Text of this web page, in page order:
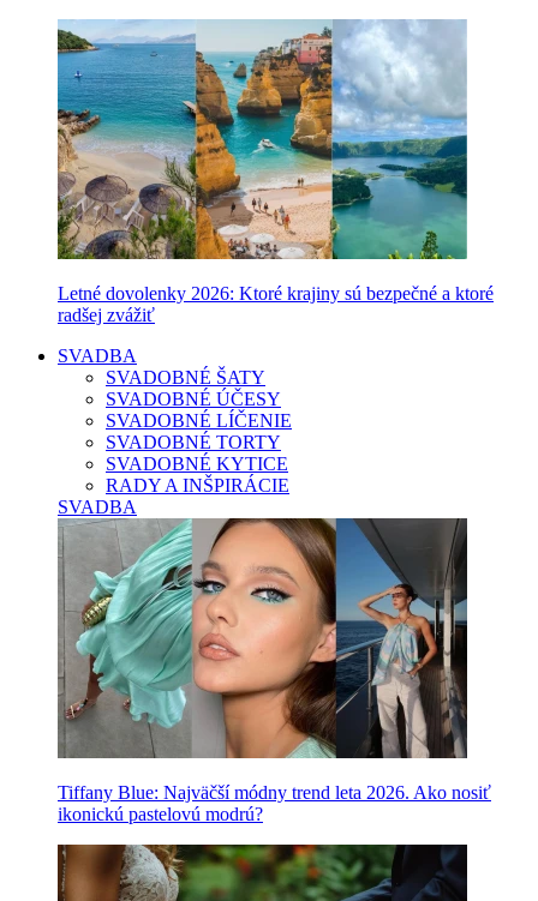
Letné dovolenky 2026: Ktoré krajiny sú bezpečné a ktoré
radšej zvážiť
SVADBA
SVADOBNÉ ŠATY
SVADOBNÉ ÚČESY
SVADOBNÉ LÍČENIE
SVADOBNÉ TORTY
SVADOBNÉ KYTICE
RADY A INŠPIRÁCIE
SVADBA
Tiffany Blue: Najväčší módny trend leta 2026. Ako nosiť
ikonickú pastelovú modrú?